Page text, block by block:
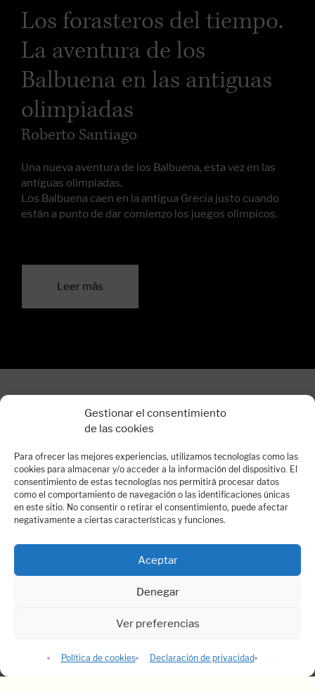
Gestionar el consentimiento
de las cookies
Para ofrecer las mejores experiencias, utilizamos tecnologías como las
cookies para almacenar y/o acceder a la información del dispositivo. El
consentimiento de estas tecnologías nos permitirá procesar datos
como el comportamiento de navegación o las identificaciones únicas
en este sitio. No consentir o retirar el consentimiento, puede afectar
negativamente a ciertas características y funciones.
Aceptar
Denegar
Ver preferencias
Política de cookies Declaración de privacidad
Los forasteros del tiempo.
La aventura de los
Balbuena en las antiguas
olimpiadas
Roberto Santiago
Una nueva aventura de los Balbuena, esta vez en las
antiguas olimpiadas.
Los Balbuena caen en la antigua Grecia justo cuando
están a punto de dar comienzo los juegos olímpicos.
Leer más